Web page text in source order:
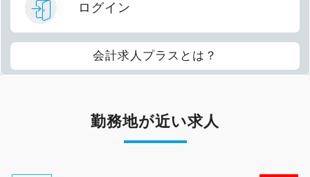
ログイン
会計求人プラスとは？
勤務地が近い求人